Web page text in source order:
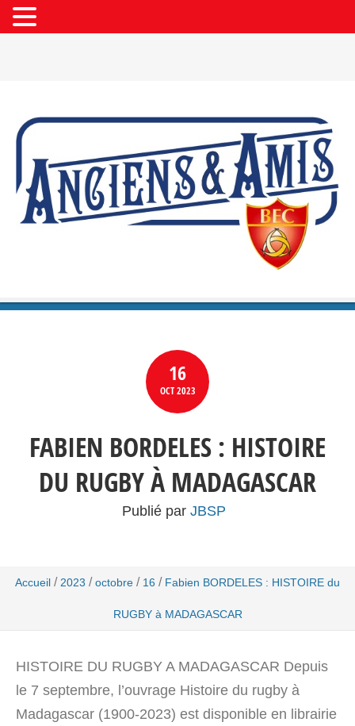
16
OCT2023
FABIEN BORDELES : HISTOIRE
DU RUGBY À MADAGASCAR
Publié par JBSP
Accueil / 2023 / octobre / 16 / Fabien BORDELES : HISTOIRE du
RUGBY à MADAGASCAR
HISTOIRE DU RUGBY A MADAGASCAR Depuis
le 7 septembre, l’ouvrage Histoire du rugby à
Madagascar (1900-2023) est disponible en librairie